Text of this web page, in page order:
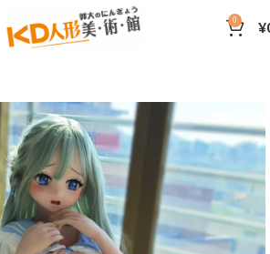
0 ¥